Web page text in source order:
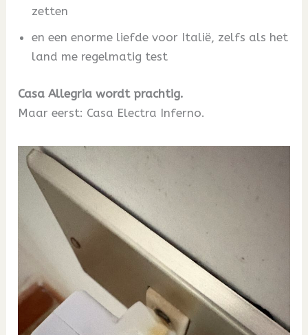
zetten
en een enorme liefde voor Italië, zelfs als het
land me regelmatig test
Casa Allegria wordt prachtig.
Maar eerst: Casa Electra Inferno.